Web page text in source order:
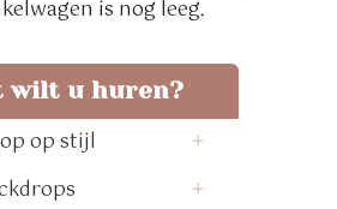
is nog leeg.
wilt u huren?
op stijl